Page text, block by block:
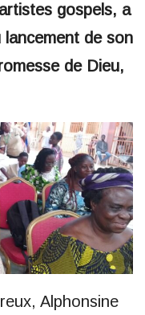
gospels, a
lancement de son
de Dieu,
Alphonsine